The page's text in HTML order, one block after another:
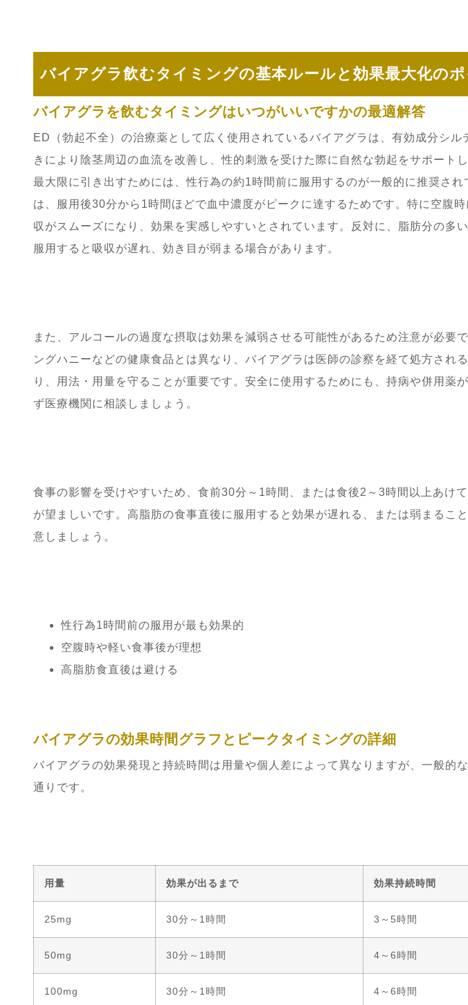
バイアグラ飲むタイミングの基本ルールと効果最大化のポ
バイアグラを飲むタイミングはいつがいいですかの最適解答
ED（勃起不全）の治療薬として広く使用されているバイアグラは、有効成分シル
きにより陰茎周辺の血流を改善し、性的刺激を受けた際に自然な勃起をサポート
最大限に引き出すためには、性行為の約1時間前に服用するのが一般的に推奨され
は、服用後30分から1時間ほどで血中濃度がピークに達するためです。特に空腹時
収がスムーズになり、効果を実感しやすいとされています。反対に、脂肪分の多
服用すると吸収が遅れ、効き目が弱まる場合があります。
また、アルコールの過度な摂取は効果を減弱させる可能性があるため注意が必要
ングハニーなどの健康食品とは異なり、バイアグラは医師の診察を経て処方され
り、用法・用量を守ることが重要です。安全に使用するためにも、持病や併用薬
ず医療機関に相談しましょう。
食事の影響を受けやすいため、食前30分～1時間、または食後2～3時間以上あけ
が望ましいです。高脂肪の食事直後に服用すると効果が遅れる、または弱まるこ
意しましょう。
性行為1時間前の服用が最も効果的
空腹時や軽い食事後が理想
高脂肪食直後は避ける
バイアグラの効果時間グラフとピークタイミングの詳細
バイアグラの効果発現と持続時間は用量や個人差によって異なりますが、一般的
通りです。
用量 効果が出るまで 効果持続時間
25mg 30分～1時間 3～5時間
50mg 30分～1時間 4～6時間
100mg 30分～1時間 4～6時間